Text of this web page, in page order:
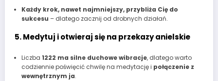
Każdy krok, nawet najmniejszy, przybliża Cię do
sukcesu – dlatego zacznij od drobnych działań.
5. Medytuj i otwieraj się na przekazy anielskie
Liczba 1222 ma silne duchowe wibracje, dlatego warto
codziennie poświęcić chwilę na medytację i połączenie z
wewnętrznym ja.